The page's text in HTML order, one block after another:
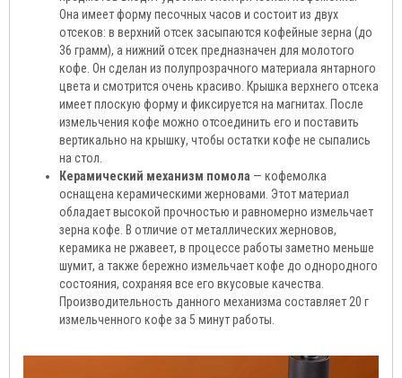
Она имеет форму песочных часов и состоит из двух
отсеков: в верхний отсек засыпаются кофейные зерна (до
36 грамм), а нижний отсек предназначен для молотого
кофе. Он сделан из полупрозрачного материала янтарного
цвета и смотрится очень красиво. Крышка верхнего отсека
имеет плоскую форму и фиксируется на магнитах. После
измельчения кофе можно отсоединить его и поставить
вертикально на крышку, чтобы остатки кофе не сыпались
на стол.
Керамический механизм помола — кофемолка
оснащена керамическими жерновами. Этот материал
обладает высокой прочностью и равномерно измельчает
зерна кофе. В отличие от металлических жерновов,
керамика не ржавеет, в процессе работы заметно меньше
шумит, а также бережно измельчает кофе до однородного
состояния, сохраняя все его вкусовые качества.
Производительность данного механизма составляет 20 г
измельченного кофе за 5 минут работы.